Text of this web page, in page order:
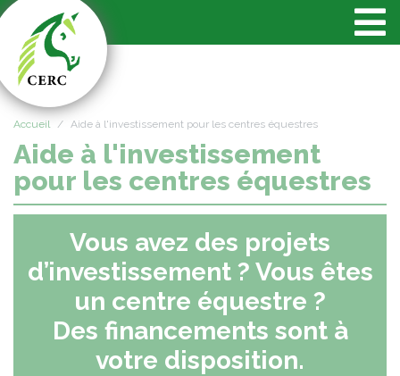
Accueil Aide à l'investissement pour les centres équestres
Aide à l'investissement
pour les centres équestres
Vous avez des projets
d’investissement ? Vous êtes
un centre équestre ?
Des financements sont à
votre disposition.
Panneau de gestion des cookies